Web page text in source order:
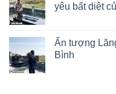
yêu bất diệt
Ấn tượng
Bình